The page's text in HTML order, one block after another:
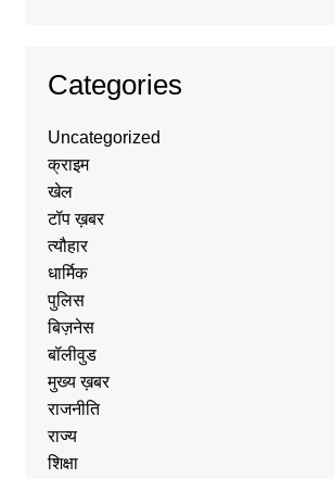
Categories
Uncategorized
क्राइम
खेल
टॉप ख़बर
त्यौहार
धार्मिक
पुलिस
बिज़नेस
बॉलीवुड
मुख्य ख़बर
राजनीति
राज्य
शिक्षा